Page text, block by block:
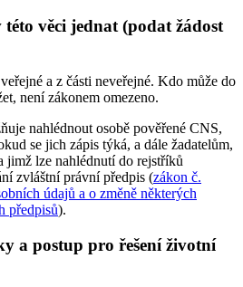
věci jednat (podat žádost
a z části neveřejné. Kdo může do
není zákonem omezeno.
nahlédnout osobě pověřené CNS,
se jich zápis týká, a dále žadatelům,
jimž lze nahlédnutí do rejstříků
zvláštní právní předpis (zákon č.
údajů a o změně některých
předpisů).
a postup pro řešení životní